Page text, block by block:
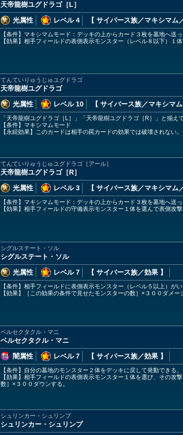
天帝龍樹ユグドラゴ［L］
光属性
レベル 4 【 サイバース族／マキシマム
【条件】マキシマムモード：デッキの上からカード３枚を墓地へ送っ
【効果】相手フィールドの表側表示モンスター（レベル８以下）１体
てんていりゅうじゅユグドラゴ
天帝龍樹ユグドラゴ
光属性
レベル 10 【 サイバース族／マキシマ
「天帝龍樹ユグドラゴ［L］」「天帝龍樹ユグドラゴ［R］」と揃え
【条件】マキシマムモード
【永続効果】このカードは相手の罠カードの効果では破壊されない。
てんていりゅうじゅユグドラゴ［アール］
天帝龍樹ユグドラゴ［R］
光属性
レベル 3 【 サイバース族／マキシマム
【条件】マキシマムモード：デッキの上からカード３枚を墓地へ送っ
【効果】相手フィールドの守備表示モンスター１体を選んで表側攻撃
シグルステート・ソル
シグルステート・ソル
光属性
レベル 7 【 サイバース族／効果 】
【条件】相手フィールドに表側表示モンスター（レベル５以上）が
【効果】［この効果の条件で見せたモンスターの数］×３００ダメー
ベルセクタクル・マニ
ベルセクタクル・マニ
闇属性
レベル 7 【 サイバース族／効果 】
【条件】自分の墓地のモンスター２体をデッキに戻して発動できる。
【効果】相手フィールドの表側表示モンスター１体を選び、その
数］×３００ダウンする。
シュリンカー・シュリンプ
シュリンカー・シュリンプ